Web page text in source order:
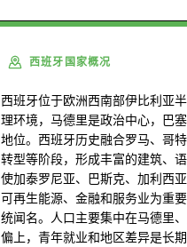
西班牙国家概况
西班牙位于欧洲西南部伊比利亚
理环境，马德里是政治中心，巴
地位。西班牙历史融合罗马、哥
转型等阶段，形成丰富的建筑、
使加泰罗尼亚、巴斯克、加利西
可再生能源、金融和服务业为重
统闻名。人口主要集中在马德里
偏上，青年就业和地区差异是长